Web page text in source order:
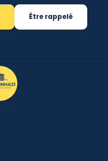
Être rappelé